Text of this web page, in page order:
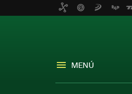
MENÚ